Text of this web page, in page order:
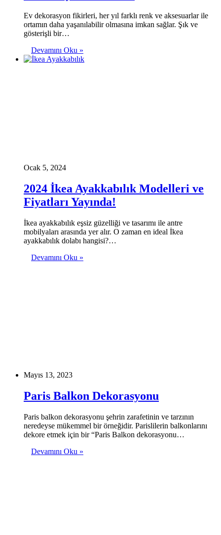
Ev dekorasyon fikirleri, her yıl farklı renk ve aksesuarlar ile
ortamın daha yaşanılabilir olmasına imkan sağlar. Şık ve
gösterişli bir…
Devamını Oku »
Ocak 5, 2024
2024 İkea Ayakkabılık Modelleri ve
Fiyatları Yayında!
İkea ayakkabılık eşsiz güzelliği ve tasarımı ile antre
mobilyaları arasında yer alır. O zaman en ideal İkea
ayakkabılık dolabı hangisi?…
Devamını Oku »
Mayıs 13, 2023
Paris Balkon Dekorasyonu
Paris balkon dekorasyonu şehrin zarafetinin ve tarzının
neredeyse mükemmel bir örneğidir. Parislilerin balkonlarını
dekore etmek için bir “Paris Balkon dekorasyonu…
Devamını Oku »